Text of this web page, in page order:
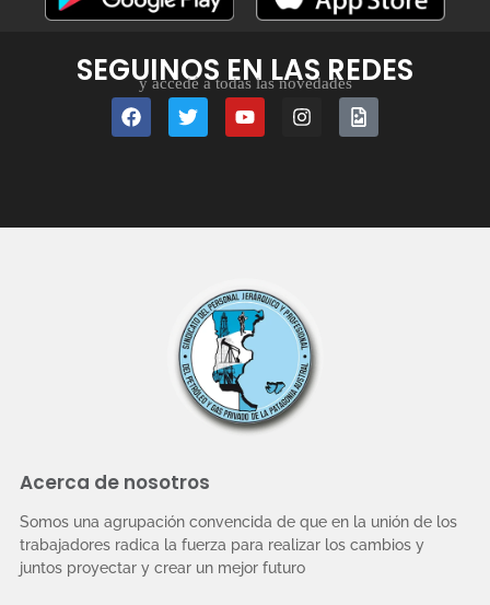
SEGUINOS EN LAS REDES
y accedé a todas las novedades
Acerca de nosotros
Somos una agrupación convencida de que en la unión de los
trabajadores radica la fuerza para realizar los cambios y
juntos proyectar y crear un mejor futuro